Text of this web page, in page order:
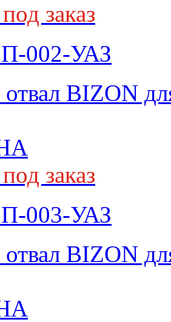
заказ
002-УАЗ
отвал BIZON
заказ
003-УАЗ
отвал BIZON